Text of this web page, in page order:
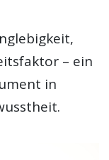
– ein
in